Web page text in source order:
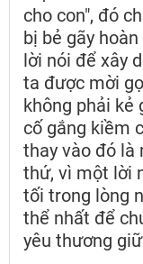
cho con", đó
bị bẻ gãy
lời nói để xây
ta được mời
không phải kẻ
cố gắng kiềm
thay vào đó là
thứ, vì một lời
tối trong lòng
thể nhất để
yêu thương